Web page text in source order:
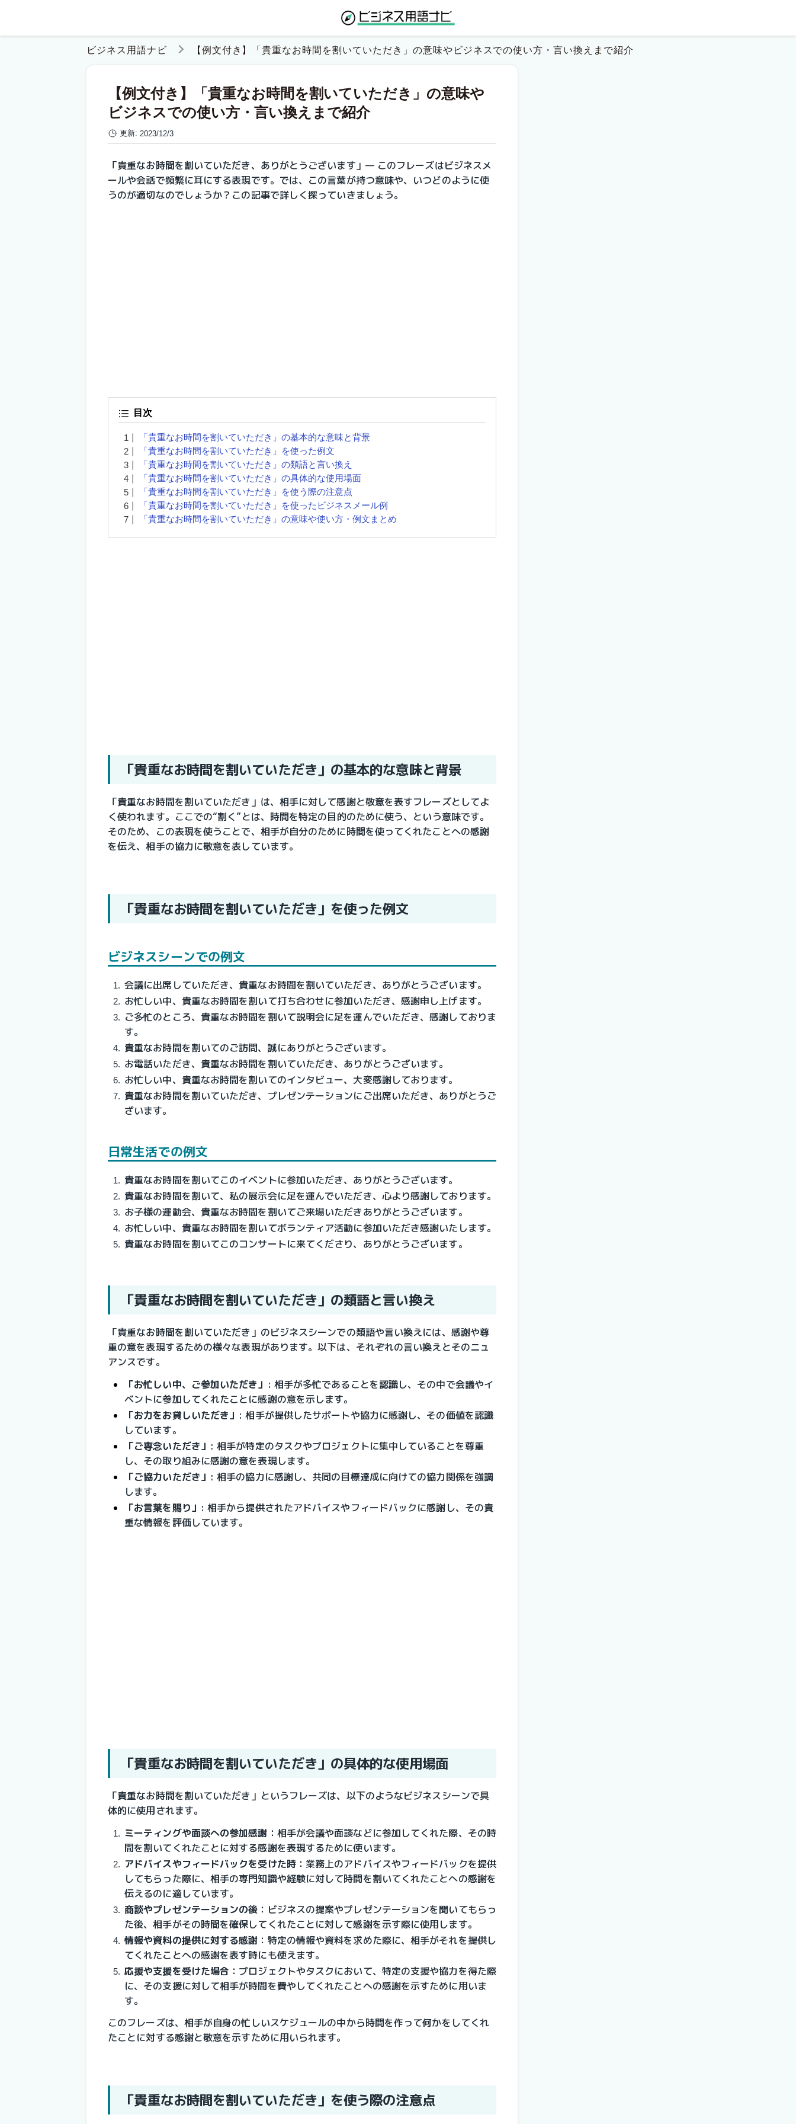
ビジネス用語ナビ 【例文付き】「貴重なお時間を割いていただき」の意味やビジネスでの使い方・言い換えまで紹介
【例文付き】「貴重なお時間を割いていただき」の意味や
ビジネスでの使い方・言い換えまで紹介
更新: 2023/12/3
「貴重なお時間を割いていただき、ありがとうございます」— このフレーズはビジネスメ
ールや会話で頻繁に耳にする表現です。では、この言葉が持つ意味や、いつどのように使
うのが適切なのでしょうか？この記事で詳しく探っていきましょう。
目次
「貴重なお時間を割いていただき」の基本的な意味と背景
「貴重なお時間を割いていただき」を使った例文
「貴重なお時間を割いていただき」の類語と言い換え
「貴重なお時間を割いていただき」の具体的な使用場面
「貴重なお時間を割いていただき」を使う際の注意点
「貴重なお時間を割いていただき」を使ったビジネスメール例
「貴重なお時間を割いていただき」の意味や使い方・例文まとめ
「貴重なお時間を割いていただき」の基本的な意味と背景
「貴重なお時間を割いていただき」は、相手に対して感謝と敬意を表すフレーズとしてよ
く使われます。ここでの“割く”とは、時間を特定の目的のために使う、という意味です。
そのため、この表現を使うことで、相手が自分のために時間を使ってくれたことへの感謝
を伝え、相手の協力に敬意を表しています。
「貴重なお時間を割いていただき」を使った例文
ビジネスシーンでの例文
会議に出席していただき、貴重なお時間を割いていただき、ありがとうございます。
お忙しい中、貴重なお時間を割いて打ち合わせに参加いただき、感謝申し上げます。
ご多忙のところ、貴重なお時間を割いて説明会に足を運んでいただき、感謝しておりま
す。
貴重なお時間を割いてのご訪問、誠にありがとうございます。
お電話いただき、貴重なお時間を割いていただき、ありがとうございます。
お忙しい中、貴重なお時間を割いてのインタビュー、大変感謝しております。
貴重なお時間を割いていただき、プレゼンテーションにご出席いただき、ありがとうご
ざいます。
日常生活での例文
貴重なお時間を割いてこのイベントに参加いただき、ありがとうございます。
貴重なお時間を割いて、私の展示会に足を運んでいただき、心より感謝しております。
お子様の運動会、貴重なお時間を割いてご来場いただきありがとうございます。
お忙しい中、貴重なお時間を割いてボランティア活動に参加いただき感謝いたします。
貴重なお時間を割いてこのコンサートに来てくださり、ありがとうございます。
「貴重なお時間を割いていただき」の類語と言い換え
「貴重なお時間を割いていただき」のビジネスシーンでの類語や言い換えには、感謝や尊
重の意を表現するための様々な表現があります。以下は、それぞれの言い換えとそのニュ
アンスです。
「お忙しい中、ご参加いただき」 : 相手が多忙であることを認識し、その中で会議やイ
ベントに参加してくれたことに感謝の意を示します。
「お力をお貸しいただき」 : 相手が提供したサポートや協力に感謝し、その価値を認識
しています。
「ご専念いただき」 : 相手が特定のタスクやプロジェクトに集中していることを尊重
し、その取り組みに感謝の意を表現します。
「ご協力いただき」 : 相手の協力に感謝し、共同の目標達成に向けての協力関係を強調
します。
「お言葉を賜り」 : 相手から提供されたアドバイスやフィードバックに感謝し、その貴
重な情報を評価しています。
「貴重なお時間を割いていただき」の具体的な使用場面
「貴重なお時間を割いていただき」というフレーズは、以下のようなビジネスシーンで具
体的に使用されます。
ミーティングや面談への参加感謝 ：相手が会議や面談などに参加してくれた際、その時
間を割いてくれたことに対する感謝を表現するために使います。
アドバイスやフィードバックを受けた時：業務上のアドバイスやフィードバックを提供
してもらった際に、相手の専門知識や経験に対して時間を割いてくれたことへの感謝を
伝えるのに適しています。
商談やプレゼンテーションの後 ：ビジネスの提案やプレゼンテーションを聞いてもらっ
た後、相手がその時間を確保してくれたことに対して感謝を示す際に使用します。
情報や資料の提供に対する感謝 ：特定の情報や資料を求めた際に、相手がそれを提供し
てくれたことへの感謝を表す時にも使えます。
応援や支援を受けた場合 ：プロジェクトやタスクにおいて、特定の支援や協力を得た際
に、その支援に対して相手が時間を費やしてくれたことへの感謝を示すために用いま
す。
このフレーズは、相手が自身の忙しいスケジュールの中から時間を作って何かをしてくれ
たことに対する感謝と敬意を示すために用いられます。
「貴重なお時間を割いていただき」を使う際の注意点